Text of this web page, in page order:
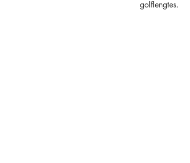
golflengtes.